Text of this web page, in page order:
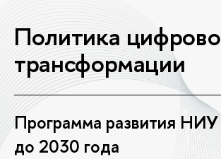
Политика
трансформации
Программа развития
до 2030 года